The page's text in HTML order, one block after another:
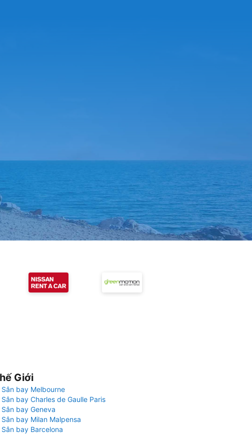
Giới
Sân bay Melbourne
Sân bay Charles de Gaulle Paris
Sân bay Geneva
Sân bay Milan Malpensa
Sân bay Barcelona